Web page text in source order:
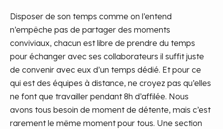
Disposer de son temps comme on l’entend
n’empêche pas de partager des moments
conviviaux, chacun est libre de prendre du temps
pour échanger avec ses collaborateurs il suffit juste
de convenir avec eux d’un temps dédié. Et pour ce
qui est des équipes à distance, ne croyez pas qu’elles
ne font que travailler pendant 8h d’affilée. Nous
avons tous besoin de moment de détente, mais c’est
rarement le même moment pour tous. Une section